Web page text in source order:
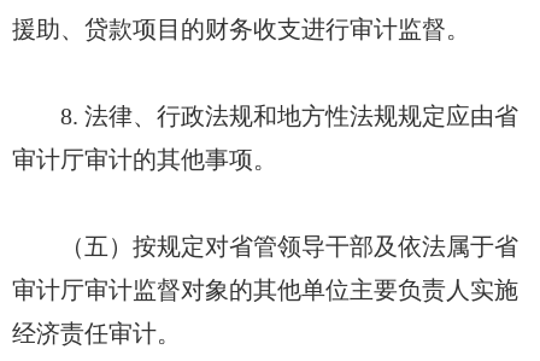
援助、贷款项目的财务收支进行审计监督。
8. 法律、行政法规和地方性法规规定应由省
审计厅审计的其他事项。
（五）按规定对省管领导干部及依法属于省
审计厅审计监督对象的其他单位主要负责人实施
经济责任审计。